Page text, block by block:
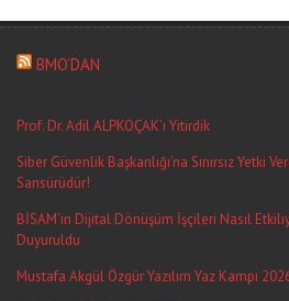
BMO’DAN
Prof. Dr. Adil ALPKOÇAK’ı Yitirdik
Siber Güvenlik Başkanlığı’na Sınırsız Yetki
Sansürüdür!
BİSAM’ın Dijital Dönüşüm İşçileri Nasıl
Duyuruldu
Mustafa Akgül Özgür Yazılım Yaz Kampı